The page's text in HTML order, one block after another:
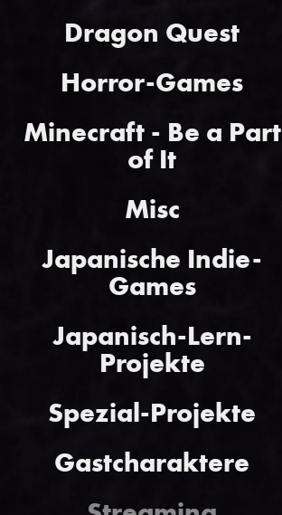
Dragon Quest
Horror-Games
Minecraft - Be a Part
of It
Misc
Japanische Indie-
Games
Japanisch-Lern-
Projekte
Spezial-Projekte
Gastcharaktere